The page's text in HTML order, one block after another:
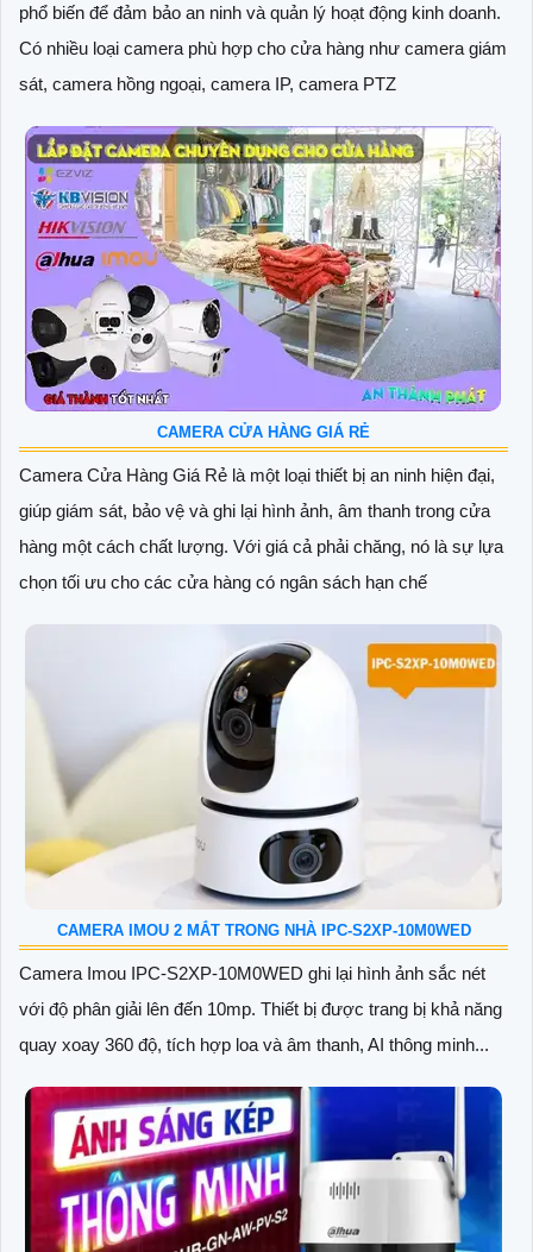
phổ biến để đảm bảo an ninh và quản lý hoạt động kinh doanh.
Có nhiều loại camera phù hợp cho cửa hàng như camera giám
sát, camera hồng ngoại, camera IP, camera PTZ
CAMERA CỬA HÀNG GIÁ RẺ
Camera Cửa Hàng Giá Rẻ là một loại thiết bị an ninh hiện đại,
giúp giám sát, bảo vệ và ghi lại hình ảnh, âm thanh trong cửa
hàng một cách chất lượng. Với giá cả phải chăng, nó là sự lựa
chọn tối ưu cho các cửa hàng có ngân sách hạn chế
CAMERA IMOU 2 MẮT TRONG NHÀ IPC-S2XP-10M0WED
Camera Imou IPC-S2XP-10M0WED ghi lại hình ảnh sắc nét
với độ phân giải lên đến 10mp. Thiết bị được trang bị khả năng
quay xoay 360 độ, tích hợp loa và âm thanh, AI thông minh...